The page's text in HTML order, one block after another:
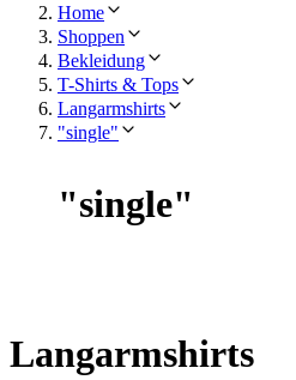
Home
Shoppen
Bekleidung
T-Shirts & Tops
Langarmshirts
"single"
"single"
Langarmshirts